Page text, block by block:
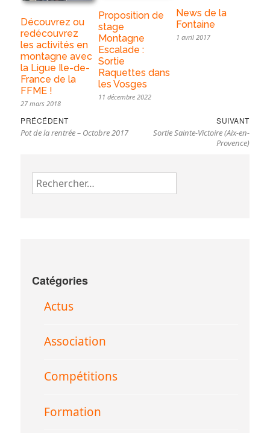
Découvrez ou
redécouvrez
les activités en
montagne avec
la Ligue Ile-de-
France de la
FFME !
27 mars 2018
Proposition de
stage
Montagne
Escalade :
Sortie
Raquettes dans
les Vosges
11 décembre 2022
News de la
Fontaine
1 avril 2017
Navigation
de
PRÉCÉDENTPrevious
post:
Pot de la rentrée – Octobre 2017
SUIVANT
Sortie Sainte-Victoire (Aix-en-
Provence)
Rechercher :
Catégories
Actus
Association
Compétitions
Formation